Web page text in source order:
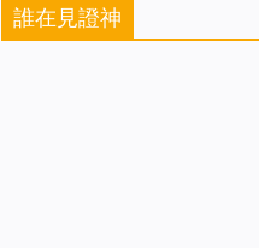
誰在見證神